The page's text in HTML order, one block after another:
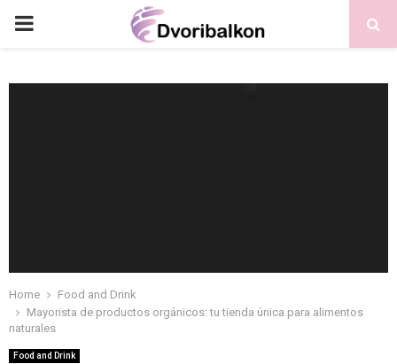
PRIMARY
Home
Food and Drink
Mayorista de productos orgánicos: tu tienda única para alimentos
naturales
Food and Drink